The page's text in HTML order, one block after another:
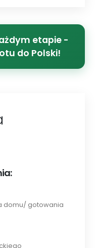
etapie -
do Polski!
domu/ gotowania